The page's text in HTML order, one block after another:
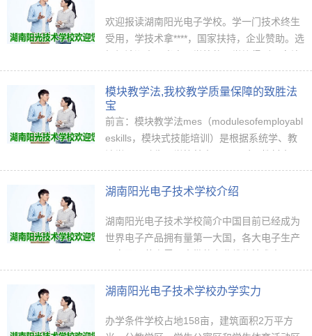
欢迎报读湖南阳光电子学校。学一门技术终生
受用，学技术拿****，国家扶持，企业赞助。选
助，三年制中专，国家补助两年共请咨询。湖
南阳光电子学校为湖南正规电子中专学校，…
模块教学法,我校教学质量保障的致胜法
宝
前言：模块教学法mes（modulesofemployabl
eskills，模块式技能培训）是根据系统学、教
技...
湖南阳光电子技术学校介绍
湖南阳光电子技术学校简介中国目前已经成为
世界电子产品拥有量第一大国，各大电子生产
且需求量还在不断增长，而另一方面，电子产
品从业人员程度参差不齐，专业维修人才奇
湖南阳光电子技术学校办学实力
办学条件学校占地158亩，建筑面积2万平方